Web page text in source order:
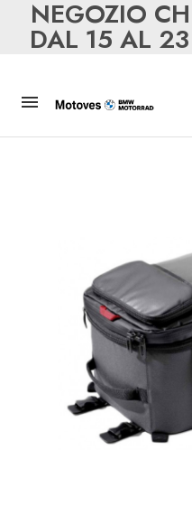
NEGOZIO
DAL 15 AL
